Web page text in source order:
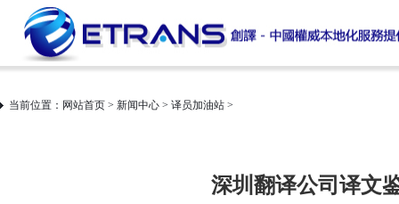
当前位置： 网站首页 > 新闻中心 > 译员加油站 >
深圳翻译公司译文